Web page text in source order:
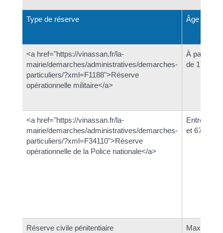
Type de réserve Âge
<a href="https://vinassan.fr/la-
mairie/demarches/administratives/demarches-
particuliers/?xml=F1188">Réserve
opérationnelle militaire</a>
À partir
de 17 ans
<a href="https://vinassan.fr/la-
mairie/demarches/administratives/demarches-
particuliers/?xml=F34110">Réserve
opérationnelle de la Police nationale</a>
Entre 18
et 67 ans
Réserve civile pénitentiaire
Maximum